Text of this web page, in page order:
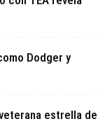
Dodger y
estrella de